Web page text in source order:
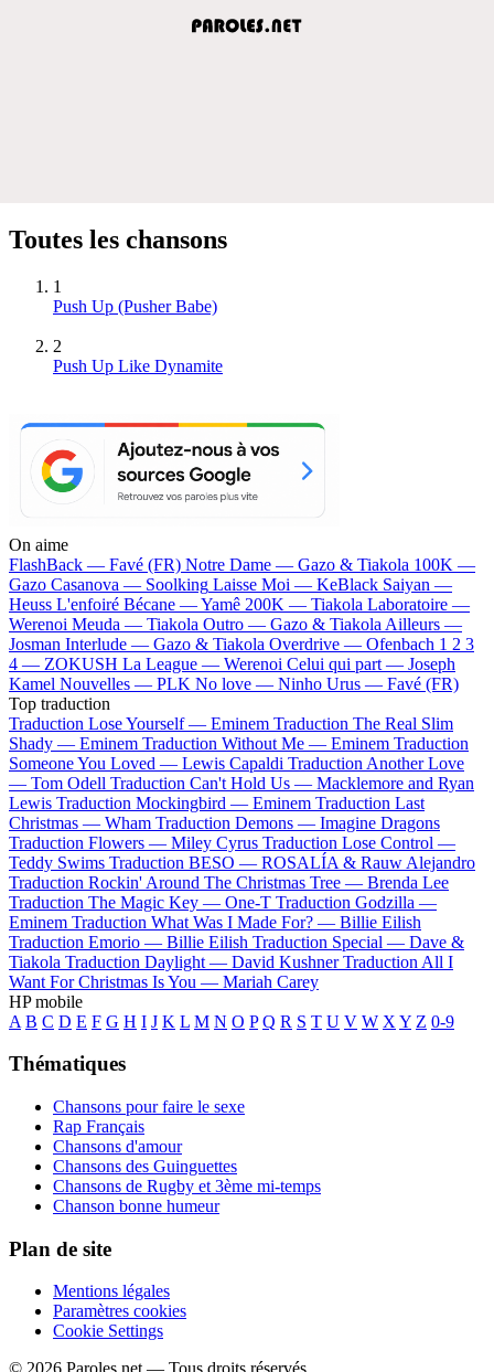
Toutes les chansons
1
Push Up (Pusher Babe)
2
Push Up Like Dynamite
On aime
FlashBack — Favé (FR) Notre Dame — Gazo & Tiakola 100K —
Gazo Casanova — Soolking Laisse Moi — KeBlack Saiyan —
Heuss L'enfoiré Bécane —Yamê 200K — Tiakola Laboratoire —
Werenoi Meuda — Tiakola Outro — Gazo & Tiakola Ailleurs —
Josman Interlude — Gazo & Tiakola Overdrive — Ofenbach 1 2 3
4 — ZOKUSH La League — Werenoi Celui qui part — Joseph
Kamel Nouvelles — PLK No love — Ninho Urus — Favé (FR)
Top traduction
Traduction Lose Yourself — Eminem Traduction The Real Slim
Shady — Eminem Traduction Without Me — Eminem Traduction
Someone You Loved — Lewis Capaldi Traduction Another Love
— Tom Odell Traduction Can't Hold Us — Macklemore and Ryan
Lewis Traduction Mockingbird — Eminem Traduction Last
Christmas — Wham Traduction Demons — Imagine Dragons
Traduction Flowers — Miley Cyrus Traduction Lose Control —
Teddy Swims Traduction BESO — ROSALÍA & Rauw Alejandro
Traduction Rockin' Around The Christmas Tree — Brenda Lee
Traduction The Magic Key — One-T Traduction Godzilla —
Eminem Traduction What Was I Made For? — Billie Eilish
Traduction Emorio — Billie Eilish Traduction Special — Dave &
Tiakola Traduction Daylight — David Kushner Traduction All I
Want For Christmas Is You — Mariah Carey
HP mobile
A B C D E F G H I J K L M N O P Q R S T U V W X Y Z 0-9
Thématiques
Chansons pour faire le sexe
Rap Français
Chansons d'amour
Chansons des Guinguettes
Chansons de Rugby et 3ème mi-temps
Chanson bonne humeur
Plan de site
Mentions légales
Paramètres cookies
Cookie Settings